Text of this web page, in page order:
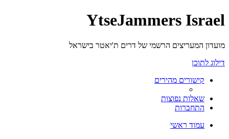
YtseJammers Israel
מועדון המעריצים הרשמי של דרים ת'יאטר בישראל
דילוג לתוכן
קישורים מהירים
שאלות נפוצות
התחברות
עמוד ראשי